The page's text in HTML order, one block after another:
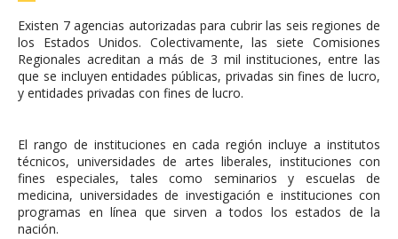
Existen 7 agencias autorizadas para cubrir las seis regiones de
los Estados Unidos. Colectivamente, las siete Comisiones
Regionales acreditan a más de 3 mil instituciones, entre las
que se incluyen entidades públicas, privadas sin fines de lucro,
y entidades privadas con fines de lucro.
El rango de instituciones en cada región incluye a institutos
técnicos, universidades de artes liberales, instituciones con
fines especiales, tales como seminarios y escuelas de
medicina, universidades de investigación e instituciones con
programas en línea que sirven a todos los estados de la
nación.